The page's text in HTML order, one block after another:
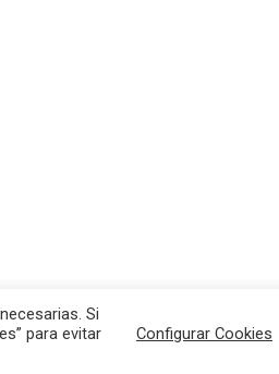
Si
para evitar
Configurar Cookies